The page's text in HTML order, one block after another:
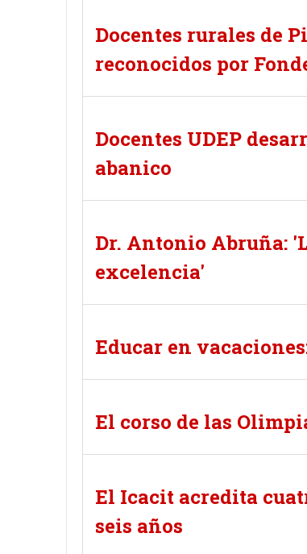
Docentes rurales de
reconocidos por
Docentes UDEP
abanico
Dr. Antonio Abruña:
excelencia'
Educar en
El corso de las
El Icacit acredita
seis años